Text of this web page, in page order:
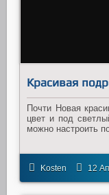
Красивая
Почти Новая
цвет и под
можно настроить
Kosten 12